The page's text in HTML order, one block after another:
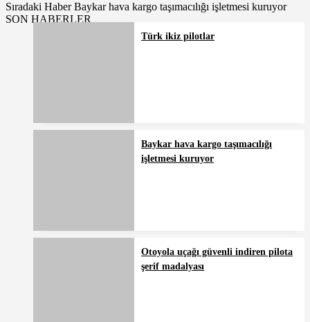
Sıradaki Haber Baykar hava kargo taşımacılığı işletmesi kuruyor
SON HABERLER
Türk ikiz pilotlar
Baykar hava kargo taşımacılığı
işletmesi kuruyor
Otoyola uçağı güvenli indiren pilota
şerif madalyası